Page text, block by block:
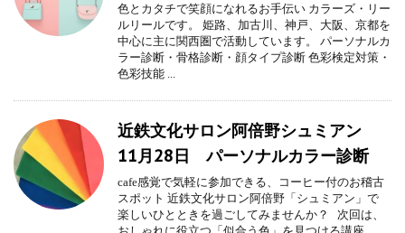
色とカタチで笑顔になれるお手伝い カラーズ・リー
ルリールです。 姫路、加古川、神戸、大阪、京都を
中心に主に関西圏で活動しています。 パーソナルカ
ラー診断・骨格診断・顔タイプ診断 色彩検定対策・
色彩技能 ...
近鉄文化サロン阿倍野シュミアン
11月28日 パーソナルカラー診断
cafe感覚で気軽に参加できる、コーヒー付のお稽古
スポット 近鉄文化サロン阿倍野「シュミアン」で
楽しいひとときを過ごしてみませんか？ 次回は、